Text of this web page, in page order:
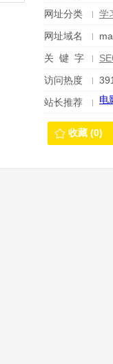
网址分类
学
网址域名
关 键 字
访问热度
站长推荐
电
收藏 (0)